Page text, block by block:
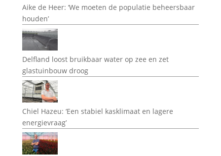
Aike de Heer: ‘We moeten de populatie beheersbaar
houden’
Delfland loost bruikbaar water op zee en zet
glastuinbouw droog
Chiel Hazeu: ‘Een stabiel kasklimaat en lagere
energievraag’